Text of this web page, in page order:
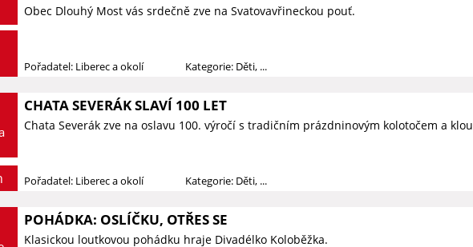
Obec Dlouhý Most vás srdečně zve na Svatovavřineckou pouť.
Pořadatel: Liberec a okolí Kategorie: Děti, ...
CHATA SEVERÁK SLAVÍ 100 LET
Chata Severák zve na oslavu 100. výročí s tradičním prázdninovým kolotočem a
Pořadatel: Liberec a okolí Kategorie: Děti, ...
POHÁDKA: OSLÍČKU, OTŘES SE
Klasickou loutkovou pohádku hraje Divadélko Koloběžka.